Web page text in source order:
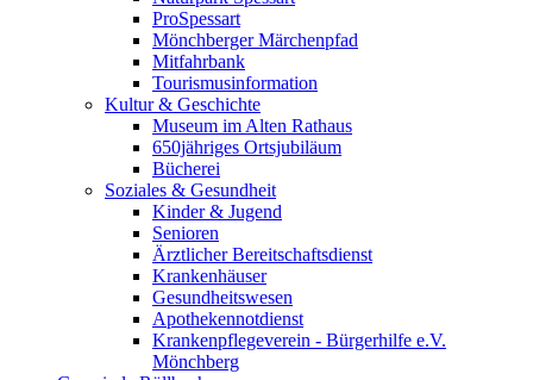
ProSpessart
Mönchberger Märchenpfad
Mitfahrbank
Tourismusinformation
Kultur & Geschichte
Museum im Alten Rathaus
650jähriges Ortsjubiläum
Bücherei
Soziales & Gesundheit
Kinder & Jugend
Senioren
Ärztlicher Bereitschaftsdienst
Krankenhäuser
Gesundheitswesen
Apothekennotdienst
Krankenpflegeverein - Bürgerhilfe e.V.
Mönchberg